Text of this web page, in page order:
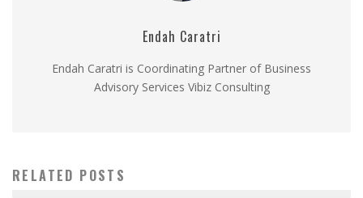
Endah Caratri
Endah Caratri is Coordinating Partner of Business
Advisory Services Vibiz Consulting
RELATED POSTS